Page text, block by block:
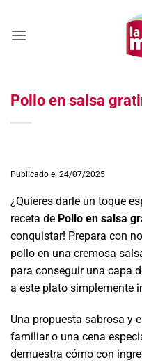
contenido
Pollo en salsa
Publicado el 24/07/2025
¿Quieres darle un toque
receta de Pollo en salsa
conquistar! Prepara con
pollo en una cremosa
para conseguir una capa
a este plato simplemente
Una propuesta sabrosa y
familiar o una cena
demuestra cómo con